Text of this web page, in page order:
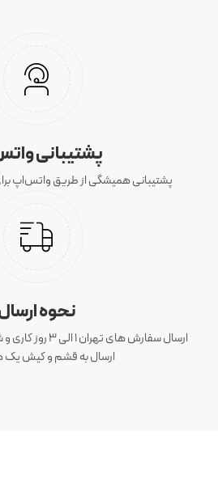
پشتیبانی
پشتیبانی همیشگی از طریق واتس‌اپ
نحوه
ارسال به قشم و کیش یک